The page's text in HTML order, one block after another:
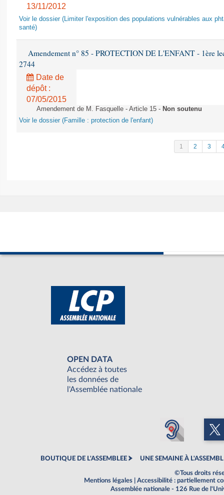
13/11/2012
Voir le dossier (Limiter l'exposition des populations vulnérables aux
santé)
Amendement n° 85 - PROTECTION DE L'ENFANT - 1ère
2744
Date de
dépôt :
07/05/2015
Amendement de M. Fasquelle - Article 15 - Non soutenu
Voir le dossier (Famille : protection de l'enfant)
1 2 3
OPEN DATA
Accédez à toutes
les données de
l'Assemblée nationale
BOUTIQUE DE L'ASSEMBLEE UNE SEMAINE À
©Tous droits
Mentions légales
Accessibilité : partiellement
Assemblée nationale - 126 Rue de